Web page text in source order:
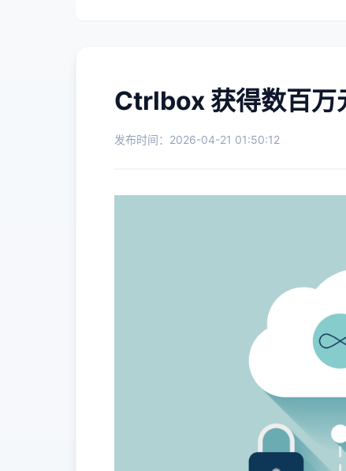
Ctrlbox 获得数百万
发布时间：2026-04-21 01:50:12